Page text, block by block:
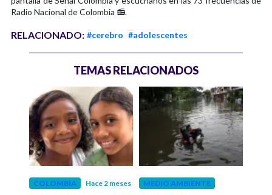
Radio Nacional de Colombia 📻.
RELACIONADO: #cerebro #adolescentes
TEMAS RELACIONADOS
COLOMBIA Hace 2 meses MEDIO AMBIENTE